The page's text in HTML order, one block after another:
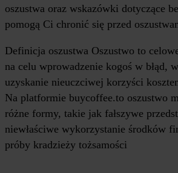
oszustwa oraz wskazówki dotyczące
pomogą Ci chronić się przed
Definicja oszustwa Oszustwo to
na celu wprowadzenie kogoś w błąd,
uzyskanie nieuczciwej korzyści
Na platformie buycoffee.to oszustwo
różne formy, takie jak fałszywe
niewłaściwe wykorzystanie środków
próby kradzieży tożsamości